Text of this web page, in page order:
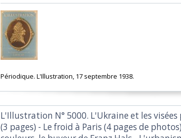
‎Périodique. L'Illustration, 17 septembre 1938.‎
‎L'Illustration N° 5000. L'Ukraine et les
(3 pages) - Le froid à Paris (4 pages de